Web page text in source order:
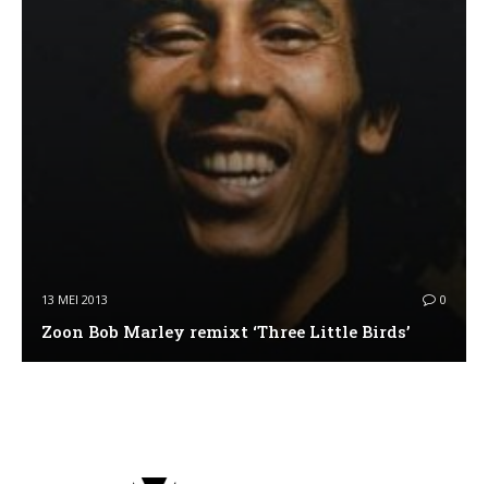
13 MEI 2013 0
Zoon Bob Marley remixt ‘Three Little Birds’